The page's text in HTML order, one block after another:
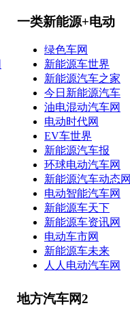
一类新能源+电动
绿色车网
新能源车世界
新能源汽车之家
今日新能源汽车
油电混动汽车网
电动时代网
EV车世界
新能源汽车报
环球电动汽车网
新能源汽车动态网
电动智能汽车网
新能源车天下
新能源车资讯网
电动车市网
新能源车未来
人人电动汽车网
地方汽车网2